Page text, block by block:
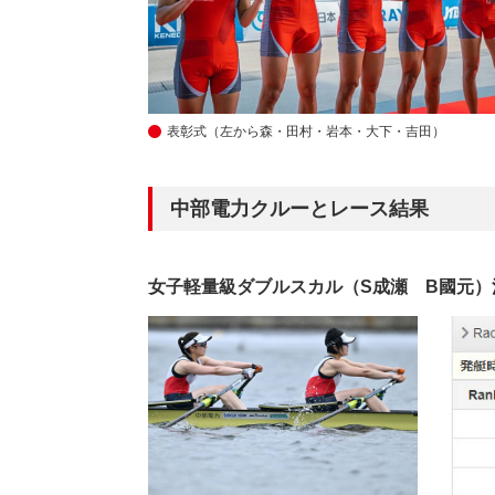
表彰式（左から森・田村・岩本・大下・吉田）
中部電力クルーとレース結果
女子軽量級ダブルスカル（S成瀬 B國元）